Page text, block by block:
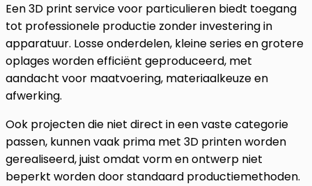
Een 3D print service voor particulieren biedt toegang
tot professionele productie zonder investering in
apparatuur. Losse onderdelen, kleine series en grotere
oplages worden efficiënt geproduceerd, met
aandacht voor maatvoering, materiaalkeuze en
afwerking.
Ook projecten die niet direct in een vaste categorie
passen, kunnen vaak prima met 3D printen worden
gerealiseerd, juist omdat vorm en ontwerp niet
beperkt worden door standaard productiemethoden.